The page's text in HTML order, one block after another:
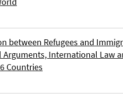
between Refugees and
International Law
Countries